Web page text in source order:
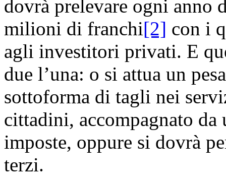
dovrà prelevare ogni anno
milioni di franchi[2] con i
agli investitori privati. E
due l’una: o si attua un
sottoforma di tagli nei
cittadini, accompagnato da
imposte, oppure si dovrà
terzi.